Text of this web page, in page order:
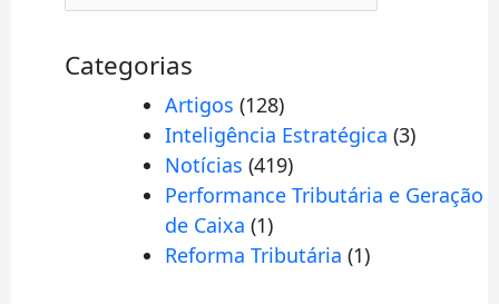
Categorias
Artigos (128)
Inteligência Estratégica (3)
Notícias (419)
Performance Tributária e Geração
de Caixa (1)
Reforma Tributária (1)